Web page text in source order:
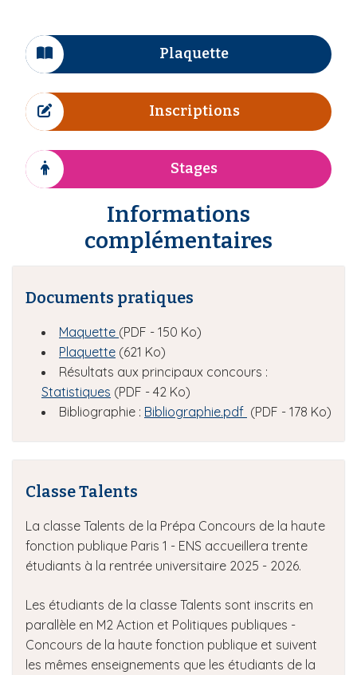
I
ô
n
e
Plaquette
I
ô
n
e
Inscriptions
I
Stages
Informations
complémentaires
Documents pratiques
Maquette (PDF - 150 Ko)
Plaquette (621 Ko)
Résultats aux principaux concours :
Statistiques (PDF - 42 Ko)
Bibliographie : Bibliographie.pdf (PDF - 178 Ko)
Classe Talents
La classe Talents de la Prépa Concours de la haute
fonction publique Paris 1 - ENS accueillera trente
étudiants à la rentrée universitaire 2025 - 2026.
Les étudiants de la classe Talents sont inscrits en
parallèle en M2 Action et Politiques publiques -
Concours de la haute fonction publique et suivent
les mêmes enseignements que les étudiants de la